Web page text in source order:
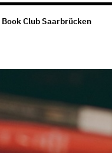
Club Saarbrücken